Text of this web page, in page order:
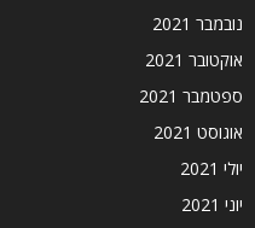
נובמבר 2021
אוקטובר 2021
ספטמבר 2021
אוגוסט 2021
יולי 2021
יוני 2021